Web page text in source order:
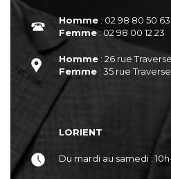
Homme : 02 98 80 50 63
Femme: 02 98 00 12 23
Homme : 26 rue
Femme : 35 rue
LORIENT
Du mardi au samedi :